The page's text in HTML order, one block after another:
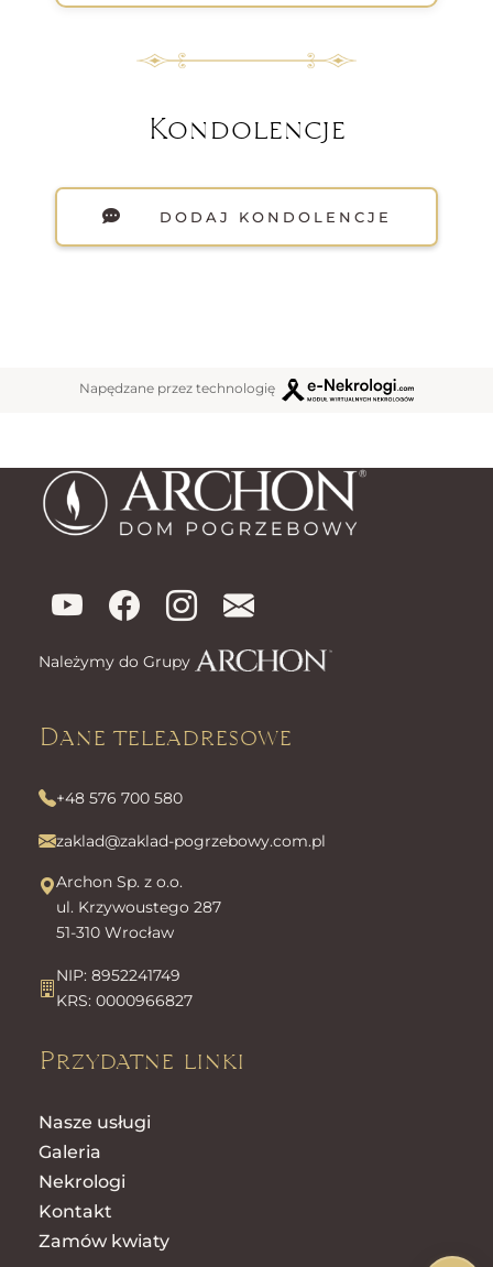
Kondolencje
DODAJ KONDOLENCJE
Napędzane przez technologię
Należymy do Grupy
Dane teleadresowe
+48 576 700 580
zaklad@zaklad-pogrzebowy.com.pl
Archon Sp. z o.o.
ul. Krzywoustego 287
51-310 Wrocław
NIP: 8952241749
KRS: 0000966827
Przydatne linki
Nasze usługi
Galeria
Nekrologi
Kontakt
Zamów kwiaty